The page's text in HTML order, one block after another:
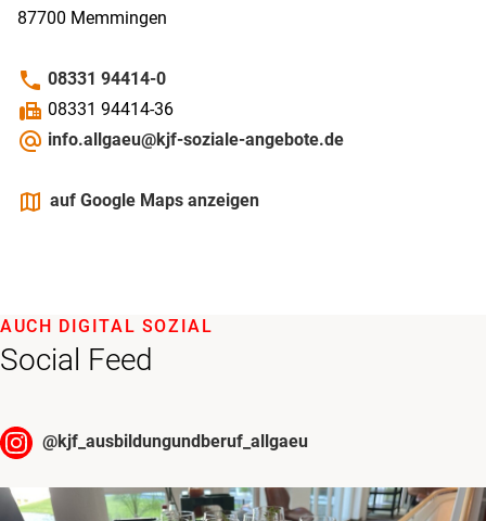
87700 Memmingen
phone 08331 94414-0
fax 08331 94414-36
alternate_email info.allgaeu@kjf-soziale-angebote.de
mapsauf Google Maps anzeigen
Social Feed
AUCH DIGITAL SOZIAL
@kjf_ausbildungundberuf_allgaeu